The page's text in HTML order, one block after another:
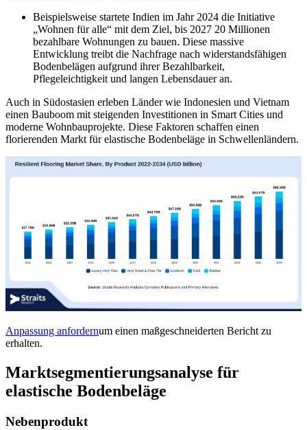
Beispielsweise startete Indien im Jahr 2024 die Initiative
„Wohnen für alle“ mit dem Ziel, bis 2027 20 Millionen
bezahlbare Wohnungen zu bauen. Diese massive
Entwicklung treibt die Nachfrage nach widerstandsfähigen
Bodenbelägen aufgrund ihrer Bezahlbarkeit,
Pflegeleichtigkeit und langen Lebensdauer an.
Auch in Südostasien erleben Länder wie Indonesien und Vietnam
einen Bauboom mit steigenden Investitionen in Smart Cities und
moderne Wohnbauprojekte. Diese Faktoren schaffen einen
florierenden Markt für elastische Bodenbeläge in Schwellenländern.
Anpassung anfordernum einen maßgeschneiderten Bericht zu
erhalten.
Marktsegmentierungsanalyse für
elastische Bodenbeläge
Nebenprodukt